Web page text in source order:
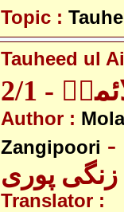
Topic :
Tauheed ul
- 2/1
Author :
Zangipoori - مولانا سید محمد ہارون
زنگی پوری
Translator :